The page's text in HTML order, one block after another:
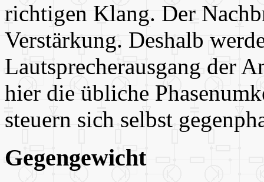
richtigen Klang. Der
Verstärkung. Deshalb
Lautsprecherausgang der
hier die übliche
steuern sich selbst
Gegengewicht